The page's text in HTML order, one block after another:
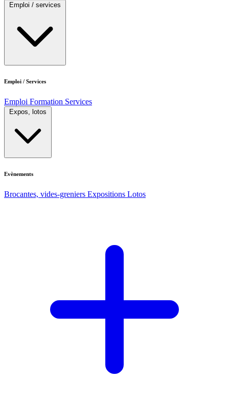
Emploi / services
Emploi / Services
Emploi Formation Services
Expos, lotos
Evènements
Brocantes, vides-greniers Expositions Lotos